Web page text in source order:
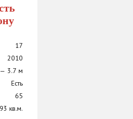
17
2010
3.7 м
Есть
65
кв.м.